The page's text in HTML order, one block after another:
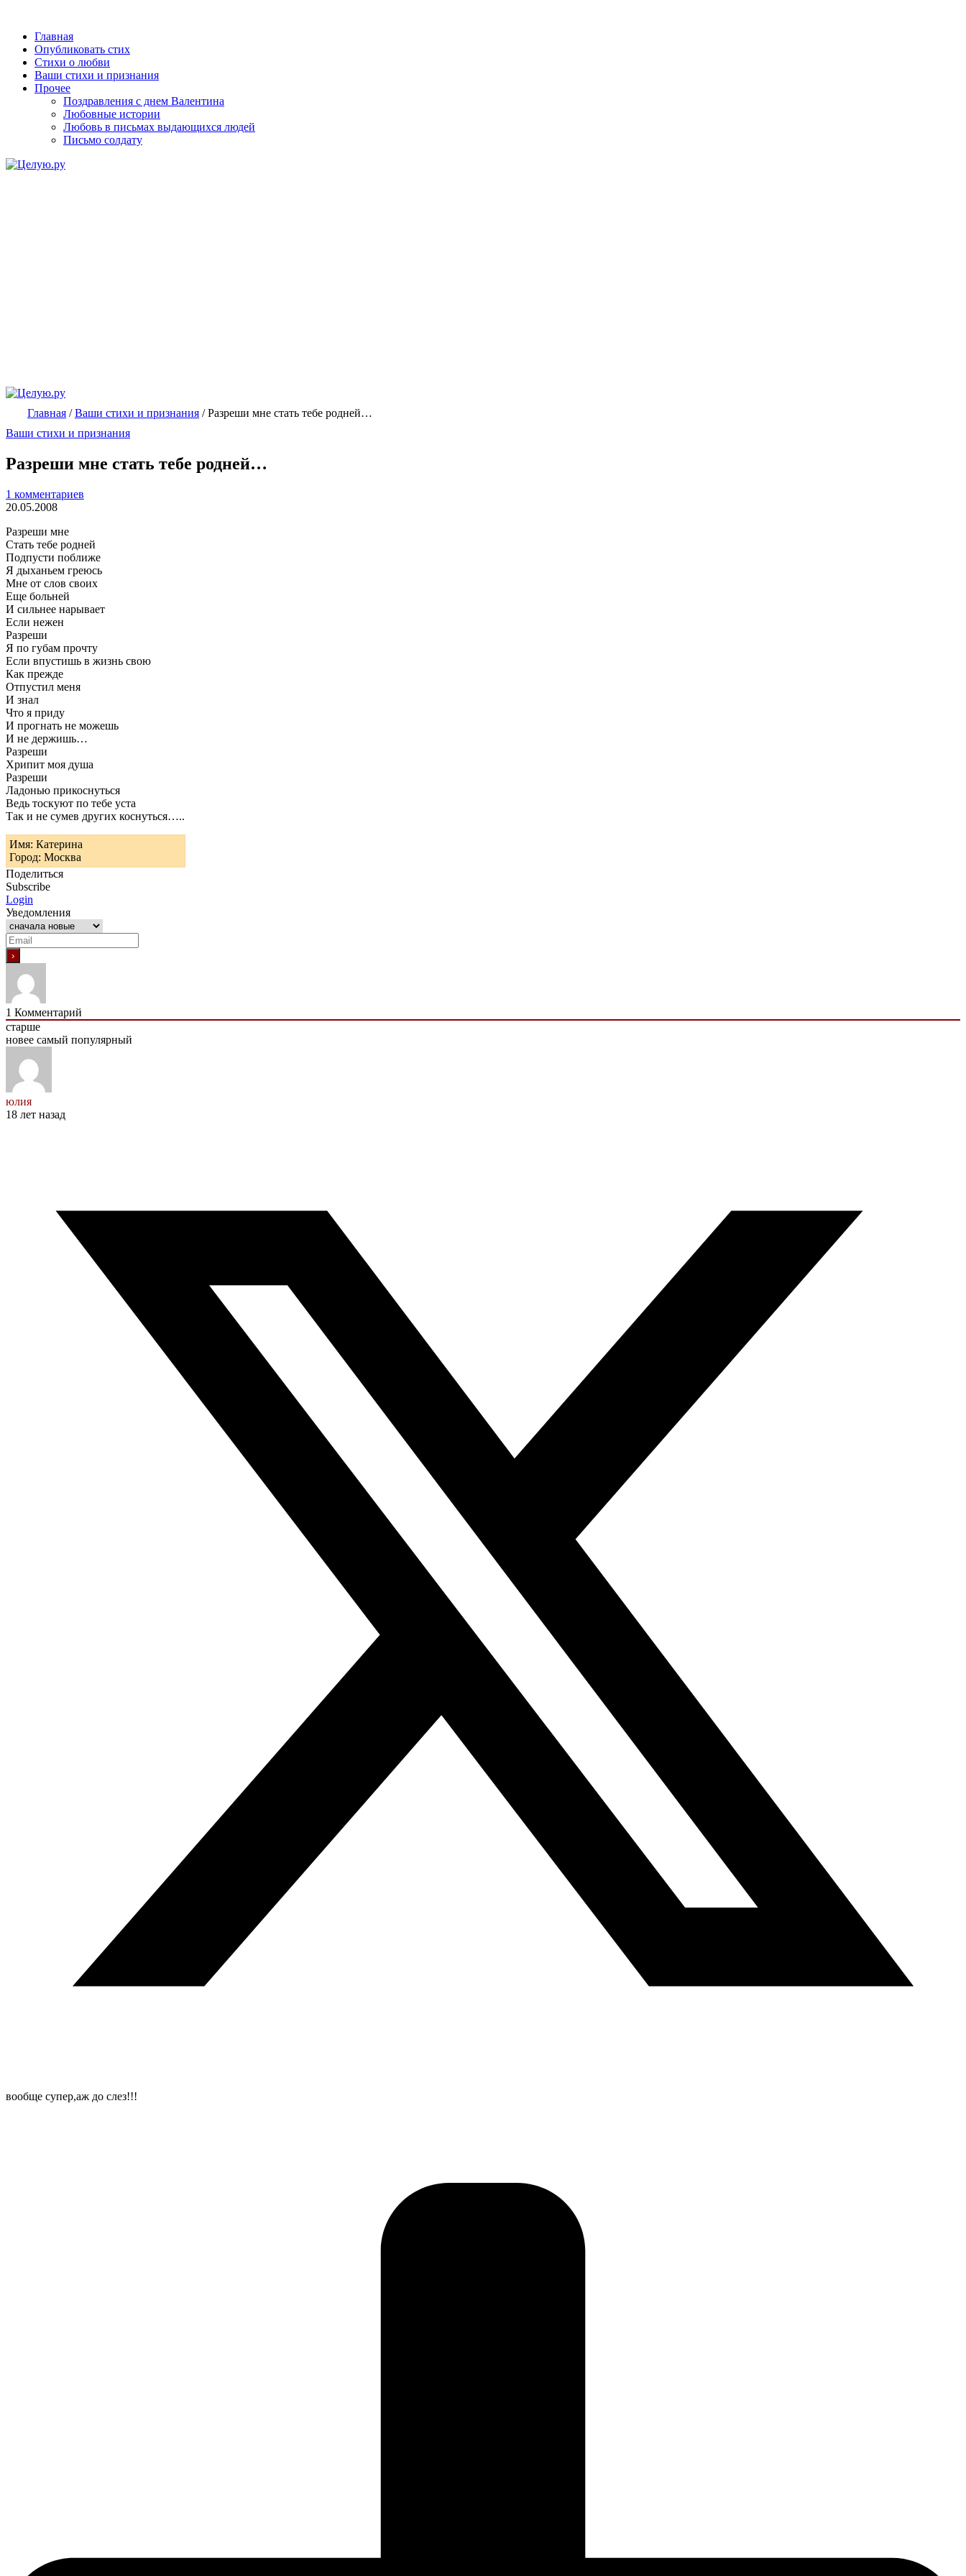
Главная
Опубликовать стих
Стихи о любви
Ваши стихи и признания
Прочее
Поздравления с днем Валентина
Любовные истории
Любовь в письмах выдающихся людей
Письмо солдату
Главная /Ваши стихи и признания /Разреши мне стать тебе родней…
Ваши стихи и признания
Разреши мне стать тебе родней…
1 комментариев
20.05.2008
Разреши мне
Стать тебе родней
Подпусти поближе
Я дыханьем греюсь
Мне от слов своих
Еще больней
И сильнее нарывает
Если нежен
Разреши
Я по губам прочту
Если впустишь в жизнь свою
Как прежде
Отпустил меня
И знал
Что я приду
И прогнать не можешь
И не держишь…
Разреши
Хрипит моя душа
Разреши
Ладонью прикоснуться
Ведь тоскуют по тебе уста
Так и не сумев других коснуться…..
Имя: Катерина
Город: Москва
Поделиться
Subscribe
Login
Уведомления
1 Комментарий
старше
новее самый популярный
юлия
18 лет назад
вообще супер,аж до слез!!!